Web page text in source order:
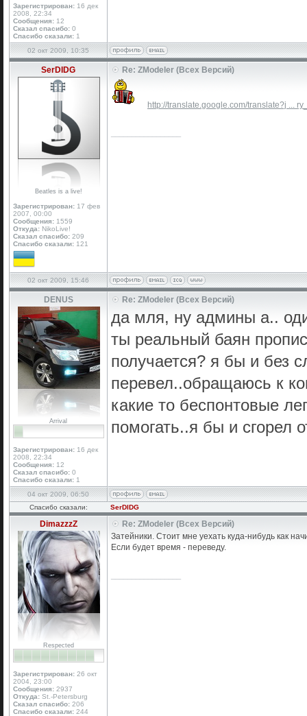
Зарегистрирован: 16 дек
2008, 22:34
Сообщения: 12
Сказал спасибо: 0
Спасибо сказали: 1
02 окт 2009, 10:35
SerDIDG
Beatles is a live!
Зарегистрирован: 17 фев
2007, 00:00
Сообщения: 1559
Откуда: NikoLive!
Сказал спасибо: 209
Спасибо сказали: 121
Re: ZModeler (Всех Версий)
http://translate.google.com/translate?j ...
02 окт 2009, 15:46
DENUS
Arrival
Зарегистрирован: 16 дек
2008, 22:34
Сообщения: 12
Сказал спасибо: 0
Спасибо сказали: 1
Re: ZModeler (Всех Версий)
да мля, ну админы а..
ты реальный баян
получается? я бы и без
перевел..обращаюсь к
какие то беспонтовые
помогать..я бы и сгорел
04 окт 2009, 06:50
Спасибо сказали:
SerDIDG
DimazzzZ
Respected
Зарегистрирован: 26 окт
2004, 23:00
Сообщения: 2937
Откуда: St.-Petersburg
Сказал спасибо: 206
Спасибо сказали: 244
Re: ZModeler (Всех Версий)
Затейники. Стоит мне уехать куда-нибудь как
Если будет время - переведу.